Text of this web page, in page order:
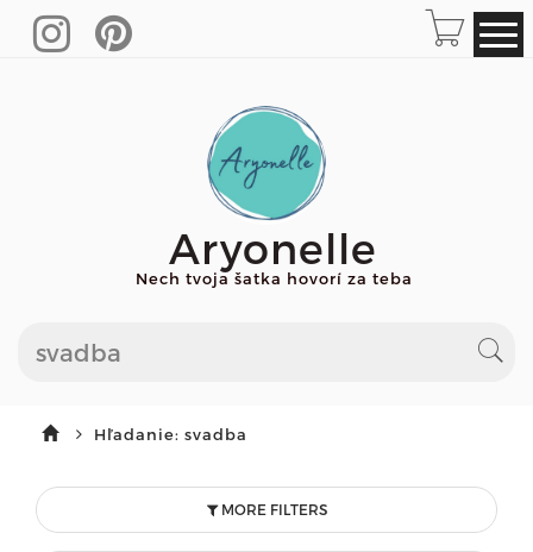
Aryonelle
Nech tvoja šatka hovorí za teba
Hľadanie: svadba
MORE FILTERS